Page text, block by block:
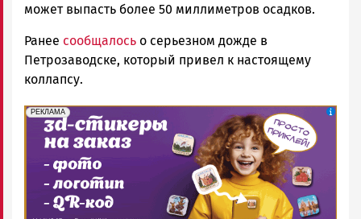
может выпасть более 50 миллиметров осадков.
Ранее сообщалось о серьезном дожде в
Петрозаводске, который привел к настоящему
коллапсу.
erid: 2SDnjePV7ZG
РЕКЛАМА
Реклама